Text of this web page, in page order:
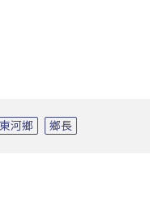
東河鄉 鄉長